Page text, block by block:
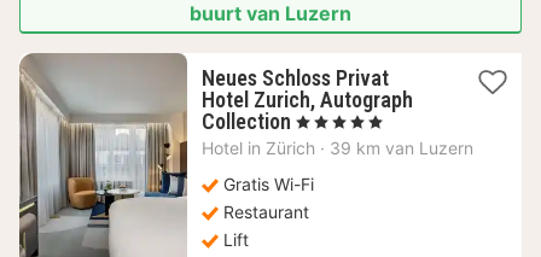
buurt van Luzern
Neues Schloss Privat
Hotel Zurich, Autograph
Collection 1
nacht
455,89
€
, 5 Sterren
Hotel in Zürich · 39 km van Luzern
Gratis Wi-Fi
Restaurant
Lift